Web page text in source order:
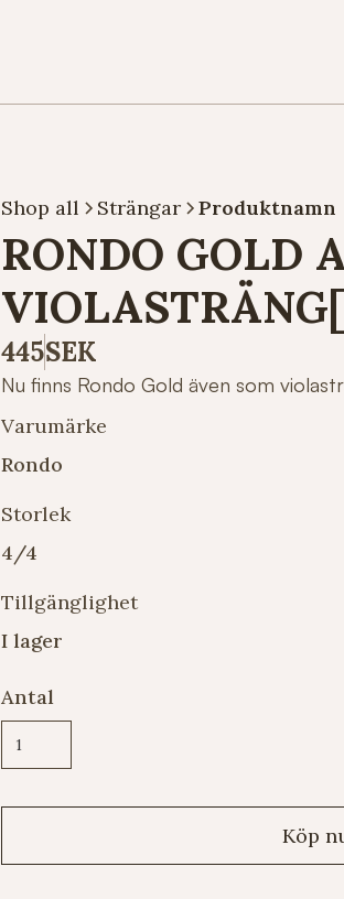
Shop all Strängar Produktnamn
RONDO GOLD
445SEK
Nu finns Rondo Gold även som
Varumärke
Rondo
Storlek
4/4
Tillgänglighet
I lager
Antal